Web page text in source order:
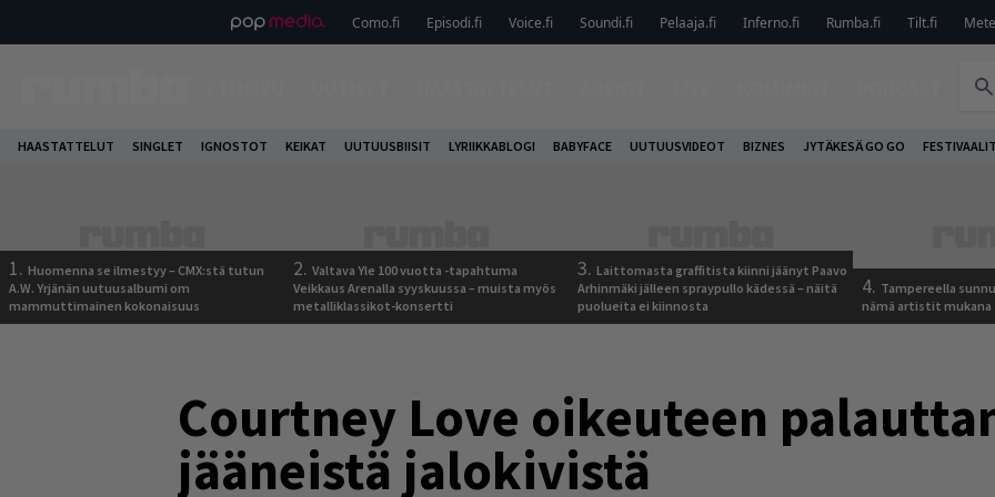
Como.fi Episodi.fi Voice.fi Soundi.fi Pelaaja.fi Inferno.fi Rumba.fi Tilt.fi
HAASTATTELUT SINGLET IGNOSTOT KEIKAT UUTUUSBIISIT LYRIIKKABLOGI BABYFACE UUTUUSVIDEOT BIZNES JYTÄKESÄ GO GO FESTIVAALIT
1. Huomenna se ilmestyy – CMX:stä tutun
A.W. Yrjänän uutuusalbumi om
mammuttimainen kokonaisuus
2. Valtava Yle 100 vuotta -tapahtuma
Veikkaus Arenalla syyskuussa – muista myös
metalliklassikot-konsertti
3. Laittomasta graffitista kiinni jäänyt Paavo
Arhinmäki jälleen spraypullo kädessä – näitä
puolueita ei kiinnosta
4. Tampereella
nämä artistit mukana
Courtney Love oikeuteen
jääneistä jalokivistä